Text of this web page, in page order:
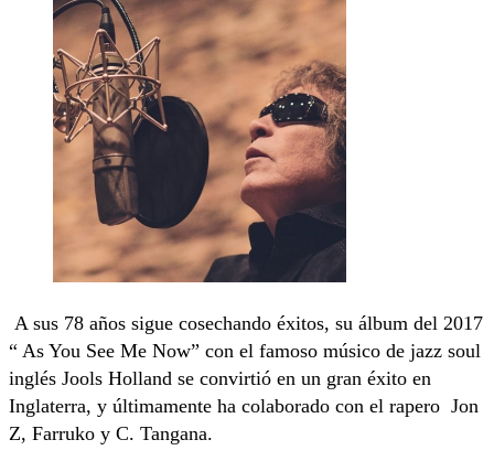
A sus 78 años sigue cosechando éxitos, su álbum del 2017
“ As You See Me Now” con el famoso músico de jazz soul
inglés Jools Holland se convirtió en un gran éxito en
Inglaterra, y últimamente ha colaborado con el rapero Jon
Z, Farruko y C. Tangana.